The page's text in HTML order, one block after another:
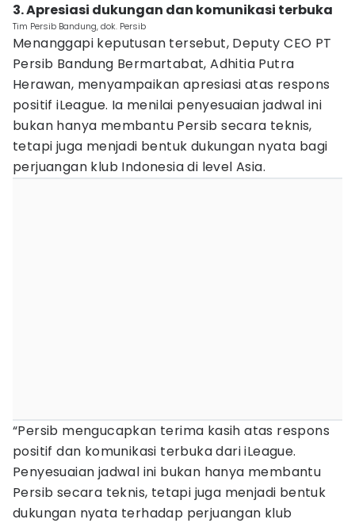
3. Apresiasi dukungan dan komunikasi terbuka
Tim Persib Bandung, dok. Persib
Menanggapi keputusan tersebut, Deputy CEO PT
Persib Bandung Bermartabat, Adhitia Putra
Herawan, menyampaikan apresiasi atas respons
positif iLeague. Ia menilai penyesuaian jadwal ini
bukan hanya membantu Persib secara teknis,
tetapi juga menjadi bentuk dukungan nyata bagi
perjuangan klub Indonesia di level Asia.
“Persib mengucapkan terima kasih atas respons
positif dan komunikasi terbuka dari iLeague.
Penyesuaian jadwal ini bukan hanya membantu
Persib secara teknis, tetapi juga menjadi bentuk
dukungan nyata terhadap perjuangan klub